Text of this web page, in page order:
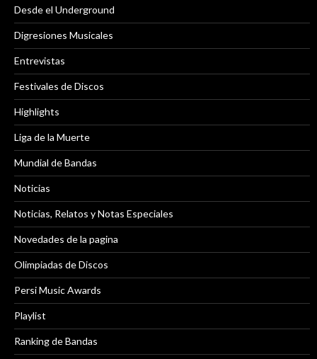
Desde el Underground
Digresiones Musicales
Entrevistas
Festivales de Discos
Highlights
Liga de la Muerte
Mundial de Bandas
Noticias
Noticias, Relatos y Notas Especiales
Novedades de la pagina
Olimpiadas de Discos
Persi Music Awards
Playlist
Ranking de Bandas